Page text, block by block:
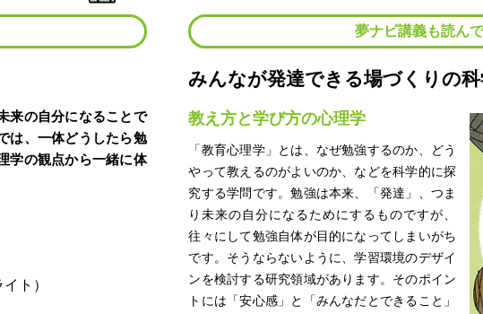
来の自分になることで
は、一体どうしたら勉
学の観点から一緒に体
夢ナビ講義も読ん
みんなが発達できる場づくりの科
教え方と学び方の心理学
「教育心理学」とは、なぜ勉強するのか、どう
やって教えるのがよいのか、などを科学的に探
究する学問です。勉強は本来、「発達」、つま
り未来の自分になるためにするものですが、
往々にして勉強自体が目的になってしまいがち
です。そうならないように、学習環境のデザイ
ンを検討する研究領域があります。そのポイン
トには「安心感」と「みんなだとできること」